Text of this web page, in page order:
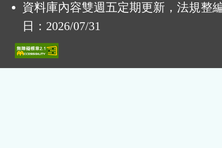
資料庫內容雙週五定期更新，法規整
日：2026/07/31